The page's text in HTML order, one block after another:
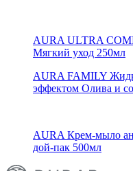
AURA ULTRA
Мягкий уход 250мл
AURA FAMILY
эффектом Олива и
AURA Крем-мыло
дой-пак 500мл